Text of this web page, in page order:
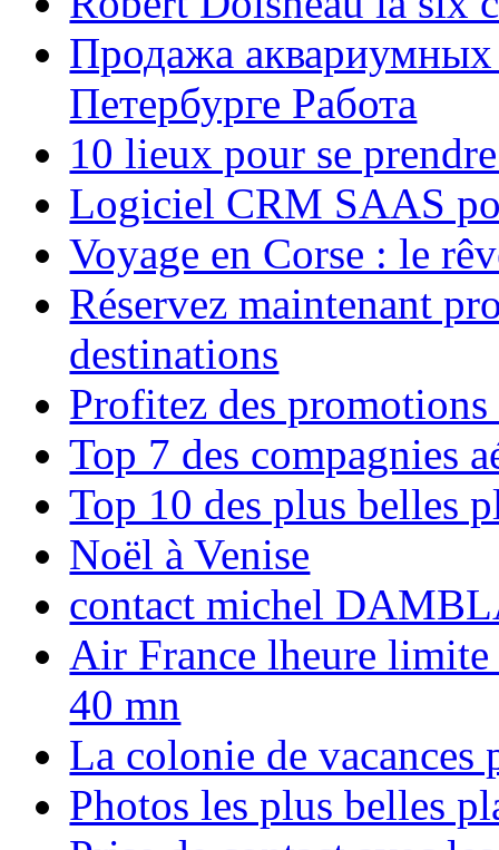
Продажа аквариумных
Петербурге Работа
10 lieux pour se
Logiciel CRM SAAS
Voyage en Corse : le
Réservez maintenant
destinations
Profitez des
Top 7 des compagnies
Top 10 des plus belles
Noël à Venise
contact michel
Air France lheure limite
40 mn
La colonie de vacances
Photos les plus belles